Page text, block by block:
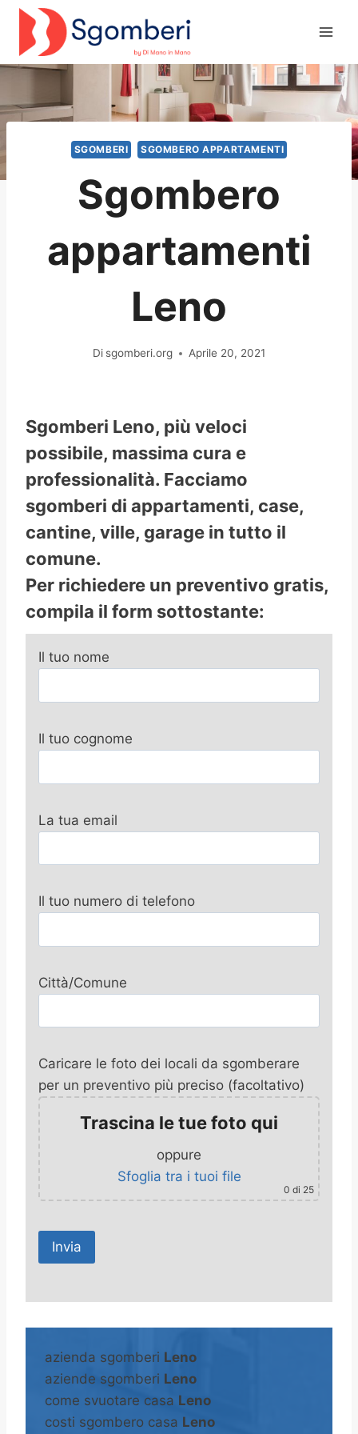
Salta
contenuto
SGOMBERI SGOMBERO APPARTAMENTI
Sgombero
appartamenti
Leno
Di sgomberi.org Aprile 20, 2021
Sgomberi Leno, più veloci
possibile, massima cura e
professionalità. Facciamo
sgomberi di appartamenti, case,
cantine, ville, garage in tutto il
comune.
Per richiedere un preventivo gratis,
compila il form sottostante:
Il tuo nome
Il tuo cognome
La tua email
Il tuo numero di telefono
Città/Comune
Caricare le foto dei locali da sgomberare
per un preventivo più preciso (facoltativo)
Trascina le tue foto qui
oppure
Sfoglia tra i tuoi file
0 di 25
A
e
n
a
azienda sgomberi Leno
aziende sgomberi Leno
come svuotare casa Leno
costi sgombero casa Leno